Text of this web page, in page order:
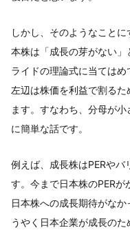
しかし、そのようなこと
本株は「成長の芽がない
ライドの理論式に当てはめ
左辺は株価を利益で割るた
ます。すなわち、分母が
に簡単な話です。
例えば、成長株はPERやバ
す。今まで日本株のPERが
日本株への成長期待がな
うやく日本企業が成長の